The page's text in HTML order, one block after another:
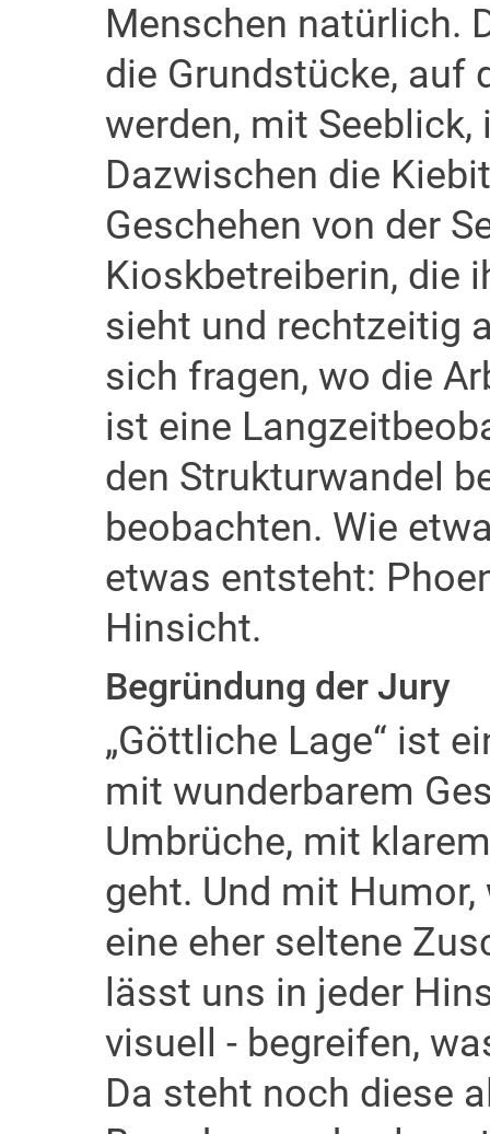
Menschen natürlich.
die Grundstücke, auf
werden, mit
Dazwischen die
Geschehen von der
Kioskbetreiberin, die
sieht und rechtzeitig
sich fragen, wo die
ist eine
den Strukturwandel
beobachten. Wie
etwas entsteht:
Hinsicht.
Begründung der Jury
„Göttliche Lage“ ist
mit wunderbarem
Umbrüche, mit
geht. Und mit
eine eher seltene
lässt uns in jeder
visuell - begreifen,
Da steht noch diese